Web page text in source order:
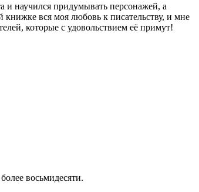
и научился придумывать персонажей, а
книжке вся моя любовь к писательству, и мне
которые с удовольствием её примут!
восьмидесяти.